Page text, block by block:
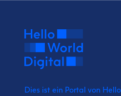
Dies ist ein Portal von